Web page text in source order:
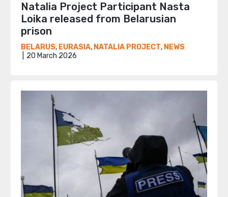
Natalia Project Participant Nasta
Loika released from Belarusian
prison
BELARUS, EURASIA, NATALIA PROJECT, NEWS
20 March 2026